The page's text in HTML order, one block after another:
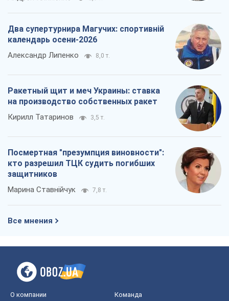
Два супертурнира Магучих: спортивній
календарь осени-2026
Александр Липенко 8,0 т.
Ракетный щит и меч Украины: ставка
на производство собственных ракет
Кирилл Татаринов 3,5 т.
Посмертная "презумпция виновности":
кто разрешил ТЦК судить погибших
защитников
Марина Ставнійчук 7,8 т.
Все мнения
О компании Команда